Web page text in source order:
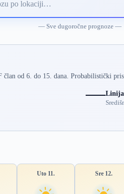
— Sve dugoročne prognoze —
od 6. do 15. dana. Probabilistički
Linija
Uto 11. Sre 12.